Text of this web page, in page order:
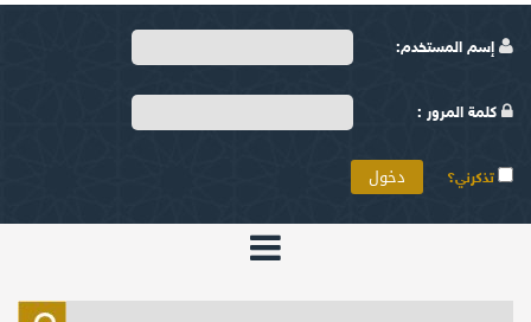
إسم المستخدم:
كلمة المرور :
تذكرني؟